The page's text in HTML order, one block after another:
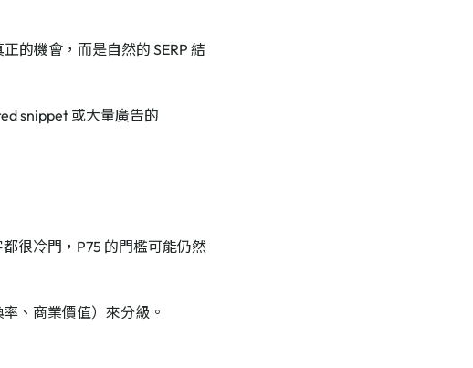
的機會，而是自然的 SERP 結
snippet 或大量廣告的
很冷門，P75 的門檻可能仍然
、商業價值）來分級。